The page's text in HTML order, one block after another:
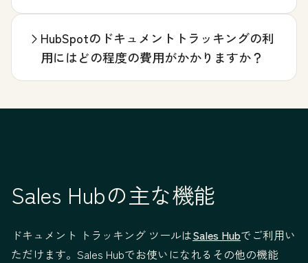
HubSpotのドキュメントトラッキングの利
用にはどの程度の費用がかかりますか？
Sales Hubの主な機能
ドキュメント トラッキング ツールはSales Hubでご利用い
ただけます。Sales Hubでお使いになれるその他の機能